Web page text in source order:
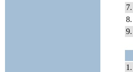
7.
8.
9.
1.